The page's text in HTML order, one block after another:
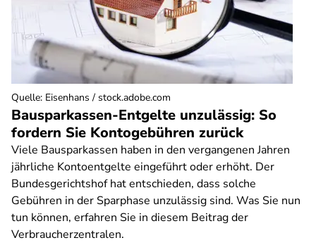
Bausparkassen-Entgelte unzulässig: So
fordern Sie Kontogebühren zurück
Viele Bausparkassen haben in den vergangenen Jahren
jährliche Kontoentgelte eingeführt oder erhöht. Der
Bundesgerichtshof hat entschieden, dass solche
Gebühren in der Sparphase unzulässig sind. Was Sie nun
tun können, erfahren Sie in diesem Beitrag der
Verbraucherzentralen.
Quelle: Eisenhans / stock.adobe.com